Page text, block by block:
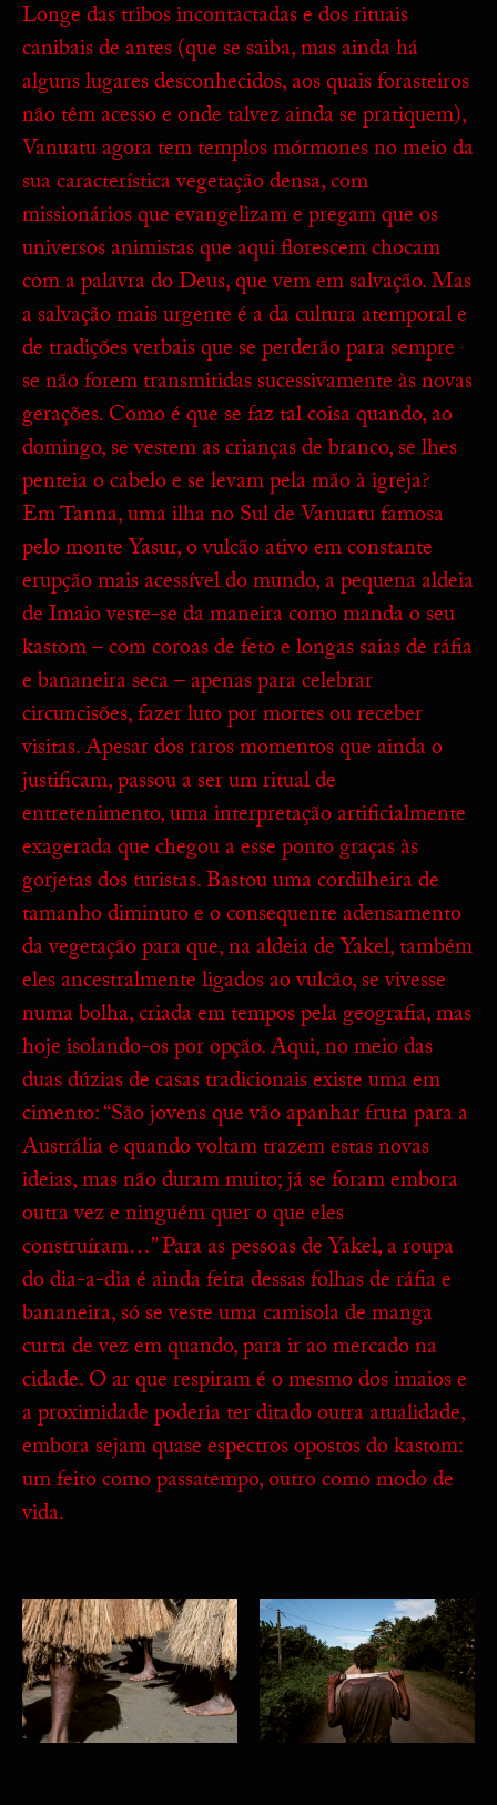
Longe das tribos incontactadas e dos rituais
canibais de antes (que se saiba, mas ainda há
alguns lugares desconhecidos, aos quais forasteiros
não têm acesso e onde talvez ainda se pratiquem),
Vanuatu agora tem templos mórmones no meio da
sua característica vegetação densa, com
missionários que evangelizam e pregam que os
universos animistas que aqui florescem chocam
com a palavra do Deus, que vem em salvação. Mas
a salvação mais urgente é a da cultura atemporal e
de tradições verbais que se perderão para sempre
se não forem transmitidas sucessivamente às novas
gerações. Como é que se faz tal coisa quando, ao
domingo, se vestem as crianças de branco, se lhes
penteia o cabelo e se levam pela mão à igreja?
Em Tanna, uma ilha no Sul de Vanuatu famosa
pelo monte Yasur, o vulcão ativo em constante
erupção mais acessível do mundo, a pequena aldeia
de Imaio veste-se da maneira como manda o seu
kastom – com coroas de feto e longas saias de ráfia
e bananeira seca – apenas para celebrar
circuncisões, fazer luto por mortes ou receber
visitas. Apesar dos raros momentos que ainda o
justificam, passou a ser um ritual de
entretenimento, uma interpretação artificialmente
exagerada que chegou a esse ponto graças às
gorjetas dos turistas. Bastou uma cordilheira de
tamanho diminuto e o consequente adensamento
da vegetação para que, na aldeia de Yakel, também
eles ancestralmente ligados ao vulcão, se vivesse
numa bolha, criada em tempos pela geografia, mas
hoje isolando-os por opção. Aqui, no meio das
duas dúzias de casas tradicionais existe uma em
cimento: “São jovens que vão apanhar fruta para a
Austrália e quando voltam trazem estas novas
ideias, mas não duram muito; já se foram embora
outra vez e ninguém quer o que eles
construíram…” Para as pessoas de Yakel, a roupa
do dia-a-dia é ainda feita dessas folhas de ráfia e
bananeira, só se veste uma camisola de manga
curta de vez em quando, para ir ao mercado na
cidade. O ar que respiram é o mesmo dos imaios e
a proximidade poderia ter ditado outra atualidade,
embora sejam quase espectros opostos do kastom:
um feito como passatempo, outro como modo de
vida.